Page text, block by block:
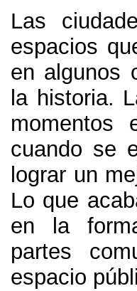
Las
espacios
en algunos
la historia.
cuando se
lograr un
Lo que
en la
partes
espacio